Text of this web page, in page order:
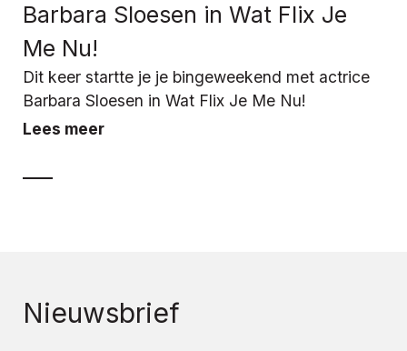
Barbara Sloesen in Wat Flix Je
Me Nu!
Dit keer startte je je bingeweekend met actrice
Barbara Sloesen in Wat Flix Je Me Nu!
Lees meer
Nieuwsbrief